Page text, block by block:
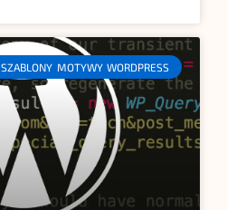
SZABLONY MOTYWY WORDPRESS